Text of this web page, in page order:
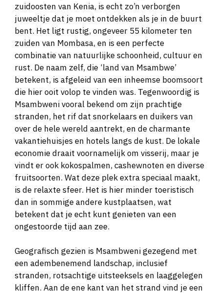
zuidoosten van Kenia, is echt zo’n verborgen
juweeltje dat je moet ontdekken als je in de buurt
bent. Het ligt rustig, ongeveer 55 kilometer ten
zuiden van Mombasa, en is een perfecte
combinatie van natuurlijke schoonheid, cultuur en
rust. De naam zelf, die ‘land van Msambwe’
betekent, is afgeleid van een inheemse boomsoort
die hier ooit volop te vinden was. Tegenwoordig is
Msambweni vooral bekend om zijn prachtige
stranden, het rif dat snorkelaars en duikers van
over de hele wereld aantrekt, en de charmante
vakantiehuisjes en hotels langs de kust. De lokale
economie draait voornamelijk om visserij, maar je
vindt er ook kokospalmen, cashewnoten en diverse
fruitsoorten. Wat deze plek extra speciaal maakt,
is de relaxte sfeer. Het is hier minder toeristisch
dan in sommige andere kustplaatsen, wat
betekent dat je echt kunt genieten van een
ongestoorde tijd aan zee.
Geografisch gezien is Msambweni gezegend met
een adembenemend landschap, inclusief
stranden, rotsachtige uitsteeksels en laaggelegen
kliffen. Aan de ene kant van het strand vind je een